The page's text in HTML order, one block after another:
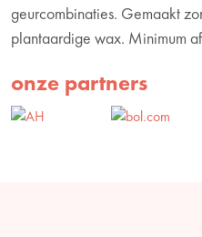
geurcombinaties. Gemaakt
plantaardige wax. Minimum
onze partners